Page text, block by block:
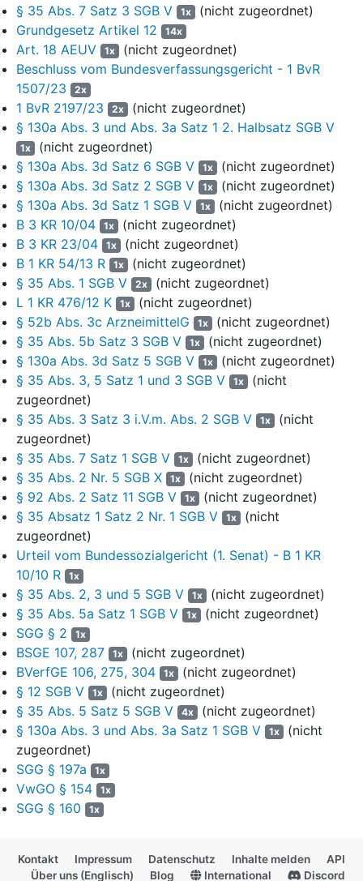
10
Der Beklagte leitete das Stellungnahmeverfahren durch
Schreiben vom 29. August 2022 an die maßgeblichen
Spitzenorganisationen der Arzneimittelhersteller, die
Kassenärztliche Bundesvereinigung, die
Arzneimittelkommission der Deutschen Ärzteschaft, die
Arzneimittelkommission der Deutschen Apotheker und die
Bundesvereinigung Deutscher Apothekerverbände ein. Zugleich
erfolgte eine entsprechende Bekanntmachung im
Bundesanzeiger vom 30. August 2022. Es wurde eine
Stellungnahmefrist bis zum 26. September 2022 gesetzt.
11 Stellungnahmen wurde nicht abgegeben.
12
Am 7. November 2022 beschloss der Vorstand der
Beklagten u.a. die Aufhebung der Festbetragsfestsetzung
für Lithium auf Basis einer Vorlage, die darstellte, dass keine
Stellungnahmen abgegeben worden seien und keine
Notwendigkeit bestehe, von den Festbetragsvorschlägen
abzuweichen. Unter dem Punkt Lösungsvorschlag, dem
dieselbe Kostenfolgenermittlung beigefügt war wie dem
Vorschlag zur Einleitung des Stellungnahmeverfahrens, ist
hinsichtlich der Aufhebungen ausgeführt worden:
13
„Bei den Aufhebungen ergibt sich durch dann wirksam
werdende Herstellerabschläge nach § 130a SGB V
gleichbleibendem Verordnungsaufkommen eine
Belastung von 5,8 Mio. Euro für die pharmazeutischen
Unternehmer, durch die die Krankenkassen um ca. 2,2
Mio. Euro und die Versicherten (durch entfallende
Aufzahlungen) um ca. 3,6 Mio. Euro entlastet werden.“
14
Eine Textbegründung enthielt das Beschlussdokument des
Vorstands selbst nicht.
15
Die Entscheidung wurde im Bundesanzeiger vom 15.
November 2022 bekannt gemacht. Die
Rechtsbehelfsbelehrung enthielt den Hinweis auf die
Zuständigkeit des Landessozialgerichts Berlin-Brandenburg.
16
Hiergegen wendet sich die Klägerin mit ihrer am 6.
Dezember 2022 bei dem Landessozialgericht Berlin-
Brandenburg eingegangenen Klage. Sie habe die Klage
entsprechend der Rechtsbehelfsbelehrung erhoben, die
Regelung zur instanziellen Zuständigkeit sei dem Gesetz jedoch
nicht ohne weiteres zu entnehmen.
Sozialgerichtsgesetz
Abs. 7 Satz 2 SGB V
Festbeträge.§ 35 Abs. 7 Satz 2 SGB V
Abs. 2 SGB V]. Dort habe der Gesetzgeber die aufschiebende
Wirkung von Widerspruch und Klage nicht nur gegen eine
§ 35 Abs. 7 Satz 3 SGB V 1x (nicht zugeordnet)
Grundgesetz Artikel 12
14x
Art. 18 AEUV 1x (nicht zugeordnet)
Beschluss vom Bundesverfassungsgericht - 1 BvR
1507/23
2x
1 BvR 2197/23 2x (nicht zugeordnet)
§ 130a Abs. 3 und Abs. 3a Satz 1 2. Halbsatz SGB V
1x (nicht zugeordnet)
§ 130a Abs. 3d Satz 6 SGB V
1x (nicht zugeordnet)
§ 130a Abs. 3d Satz 2 SGB V
1x (nicht zugeordnet)
§ 130a Abs. 3d Satz 1 SGB V
1x (nicht zugeordnet)
B 3 KR 10/04
1x (nicht zugeordnet)
B 3 KR 23/04
1x (nicht zugeordnet)
B 1 KR 54/13 R
1x (nicht zugeordnet)
§ 35 Abs. 1 SGB V
2x (nicht zugeordnet)
L 1 KR 476/12 K
1x (nicht zugeordnet)
§ 52b Abs. 3c ArzneimittelG
1x (nicht zugeordnet)
§ 35 Abs. 5b Satz 3 SGB V
1x (nicht zugeordnet)
§ 130a Abs. 3d Satz 5 SGB V
1x (nicht zugeordnet)
§ 35 Abs. 3, 5 Satz 1 und 3 SGB V
1x (nicht
zugeordnet)
§ 35 Abs. 3 Satz 3 i.V.m. Abs. 2 SGB V
1x (nicht
zugeordnet)
§ 35 Abs. 7 Satz 1 SGB V
1x (nicht zugeordnet)
§ 35 Abs. 2 Nr. 5 SGB X
1x (nicht zugeordnet)
§ 92 Abs. 2 Satz 11 SGB V
1x (nicht zugeordnet)
§ 35 Absatz 1 Satz 2 Nr. 1 SGB V
1x (nicht
zugeordnet)
Urteil vom Bundessozialgericht (1. Senat) - B 1 KR
10/10 R
1x
§ 35 Abs. 2, 3 und 5 SGB V 1x (nicht zugeordnet)
§ 35 Abs. 5a Satz 1 SGB V
1x (nicht zugeordnet)
SGG § 2
1x
BSGE 107, 287 1x (nicht zugeordnet)
BVerfGE 106, 275, 304
1x (nicht zugeordnet)
§ 12 SGB V
1x (nicht zugeordnet)
§ 35 Abs. 5 Satz 5 SGB V
4x (nicht zugeordnet)
§ 130a Abs. 3 und Abs. 3a Satz 1 SGB V
1x (nicht
zugeordnet)
SGG § 197a
1x
VwGO § 154 1x
SGG § 160 1x
Kontakt Impressum Datenschutz Inhalte melden
API
Über uns (Englisch)
Blog International Discord